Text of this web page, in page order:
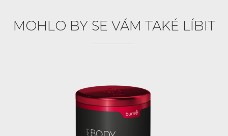
MOHLO BY SE VÁM TAKÉ LÍBIT